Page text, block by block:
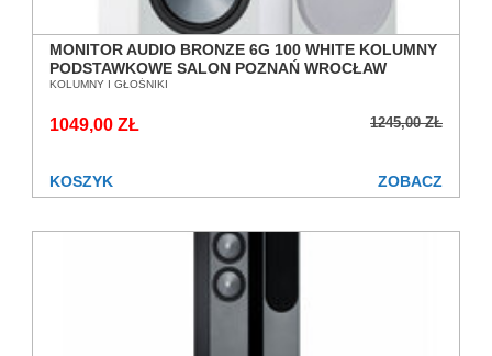
MONITOR AUDIO BRONZE 6G 100 WHITE KOLUMNY
PODSTAWKOWE SALON POZNAŃ WROCŁAW
KOLUMNY I GŁOŚNIKI
1245,00 ZŁ
1049,00 ZŁ
KOSZYK ZOBACZ